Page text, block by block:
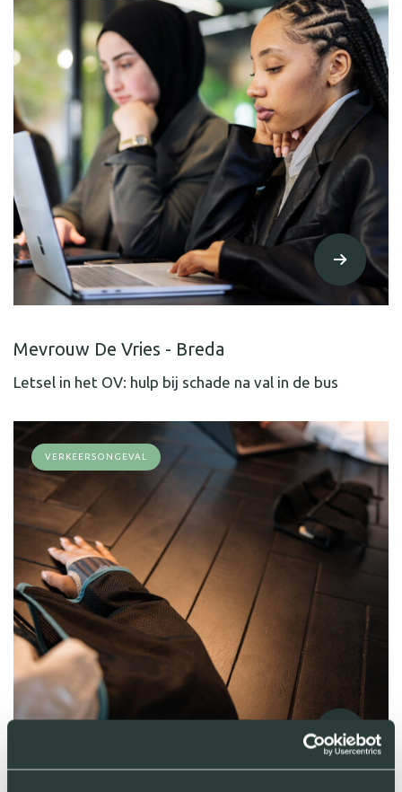
Mevrouw De Vries - Breda
Letsel in het OV: hulp bij schade na val in de bus
VERKEERSONGEVAL